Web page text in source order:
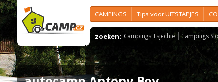
CAMPINGS Tips voor UITSTAPJES
zoeken: Campings Tsjechië Campings